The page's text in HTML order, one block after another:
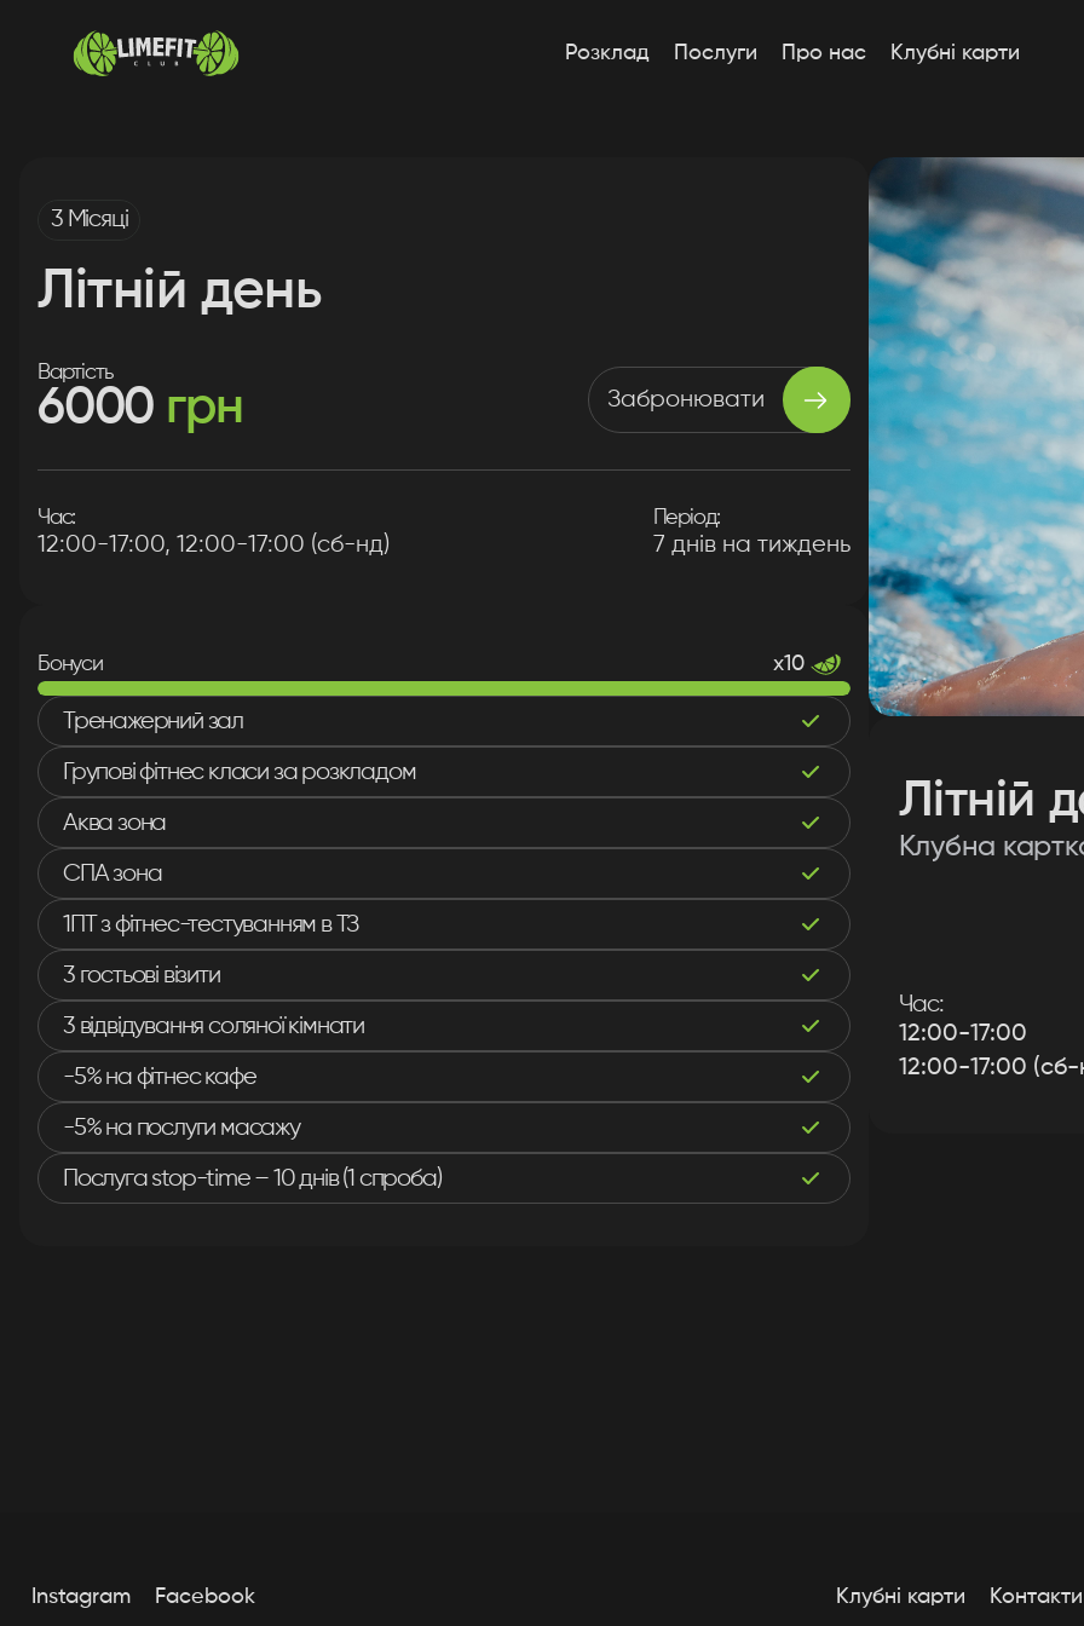
Розклад Послуги Про нас Клубні карти
3 Місяці
Літній день
Вартість
6000 грн Забронювати
Час:
12:00-17:00, 12:00-17:00 (cб-нд)
Період:
7 днів на тиждень
Бонуси x10
Тренажерний зал
Групові фітнес класи за розкладом
Аква зона
СПА зона
1ПТ з фітнес-тестуванням в ТЗ
3 гостьові візити
3 відвідування соляної кімнати
-5% на фітнес кафе
-5% на послуги масажу
Послуга stop-time – 10 днів (1 спроба)
Літній
Клубна
Час:
12:00-17:00
12:00-17:00 (cб-
Instagram Facebook Клубні карти Контакти
Дякуємо за
Ми вже розпочали обробку вашої заявки та
часом зв'яжемося з вами для уточнення
Продовжити